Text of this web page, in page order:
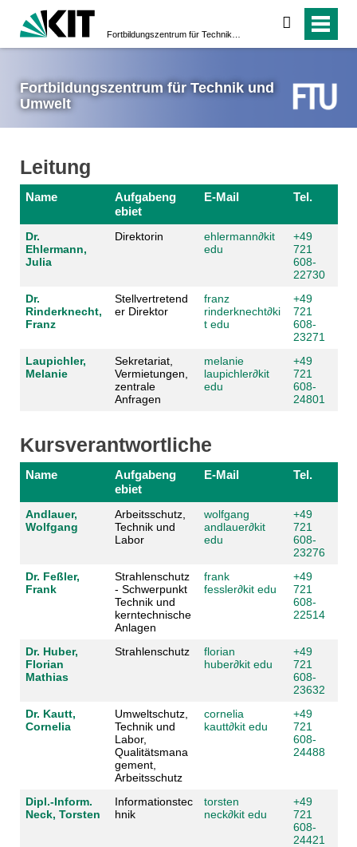
suchen
Fortbildungs­zentrum für Technik und
Umwelt
Leitung
Name
Aufgabeng
ebiet
E-Mail Tel.
Dr.
Ehlermann,
Julia
Direktorin ehlermann∂kit
edu
+49
721
608-
22730
Dr.
Rinderknecht,
Franz
Stellvertretend
er Direktor
franz
rinderknecht∂ki
t edu
+49
721
608-
23271
Laupichler,
Melanie
Sekretariat,
Vermietungen,
zentrale
Anfragen
melanie
laupichler∂kit
edu
+49
721
608-
24801
Kursverantwortliche
Name
Aufgabeng
ebiet
E-Mail Tel.
Andlauer,
Wolfgang
Arbeitsschutz,
Technik und
Labor
wolfgang
andlauer∂kit
edu
+49
721
608-
23276
Dr. Feßler,
Frank
Strahlenschutz
- Schwerpunkt
Technik und
kerntechnische
Anlagen
frank
fessler∂kit edu
+49
721
608-
22514
Dr. Huber,
Florian
Mathias
Strahlenschutz
florian
huber∂kit edu
+49
721
608-
23632
Dr. Kautt,
Cornelia
Umweltschutz,
Technik und
Labor,
Qualitätsmana
gement,
Arbeitsschutz
cornelia
kautt∂kit edu
+49
721
608-
24488
Dipl.-Inform.
Neck, Torsten
Informationstec
hnik
torsten
neck∂kit edu
+49
721
608-
24421